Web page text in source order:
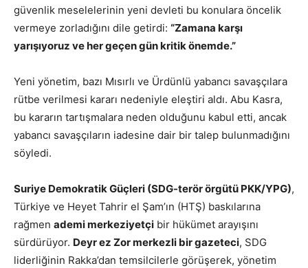
güvenlik meselelerinin yeni devleti bu konulara öncelik
vermeye zorladığını dile getirdi: “Zamana karşı
yarışıyoruz ve her geçen gün kritik önemde.”
Yeni yönetim, bazı Mısırlı ve Ürdünlü yabancı savaşçılara
rütbe verilmesi kararı nedeniyle eleştiri aldı. Abu Kasra,
bu kararın tartışmalara neden olduğunu kabul etti, ancak
yabancı savaşçıların iadesine dair bir talep bulunmadığını
söyledi.
Suriye Demokratik Güçleri (SDG-terör örgütü PKK/YPG),
Türkiye ve Heyet Tahrir el Şam’ın (HTŞ) baskılarına
rağmen ademi merkeziyetçi bir hükümet arayışını
sürdürüyor. Deyr ez Zor merkezli bir gazeteci, SDG
liderliğinin Rakka’dan temsilcilerle görüşerek, yönetim